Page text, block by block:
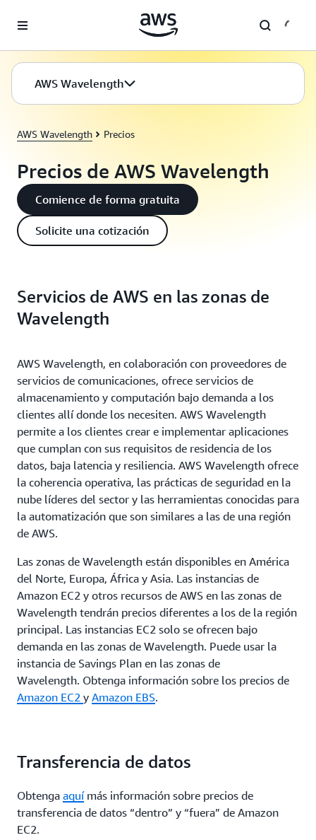
AWS Wavelength
AWS Wavelength Precios
Precios de AWS Wavelength
Comience de forma gratuita
Solicite una cotización
Servicios de AWS en las zonas de
Wavelength
AWS Wavelength, en colaboración con proveedores de
servicios de comunicaciones, ofrece servicios de
almacenamiento y computación bajo demanda a los
clientes allí donde los necesiten. AWS Wavelength
permite a los clientes crear e implementar aplicaciones
que cumplan con sus requisitos de residencia de los
datos, baja latencia y resiliencia. AWS Wavelength ofrece
la coherencia operativa, las prácticas de seguridad en la
nube líderes del sector y las herramientas conocidas para
la automatización que son similares a las de una región
de AWS.
Las zonas de Wavelength están disponibles en América
del Norte, Europa, África y Asia. Las instancias de
Amazon EC2 y otros recursos de AWS en las zonas de
Wavelength tendrán precios diferentes a los de la región
principal. Las instancias EC2 solo se ofrecen bajo
demanda en las zonas de Wavelength. Puede usar la
instancia de Savings Plan en las zonas de
Wavelength. Obtenga información sobre los precios de
Amazon EC2 y Amazon EBS.
Transferencia de datos
Obtenga aquímás información sobre precios de
transferencia de datos “dentro” y “fuera” de Amazon
EC2.